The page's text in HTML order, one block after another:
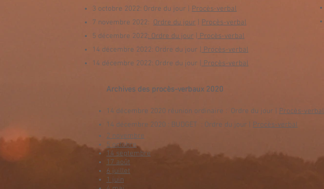
3 octobre 2022: Ordre du jour | Procès-verbal
7 novembre 2022: Ordre du jour
Procès-verbal
5 décembre 2022: Ordre du jour
Procès-verbal
14 décembre 2022: Ordre du jour
Procès-verbal
14 décembre 2022: Ordre du jour
Procès-verbal
Archives des procès-verbaux 2020
14 décembre 2020 réunion ordinaire : Ordre du jour | Procès-verbal
14 décembre 2020 : BUDGET : Ordre du jour | Procès-verbal
2 novembre
5 octobre
14 septembre
17 août
6 juillet
1 juin